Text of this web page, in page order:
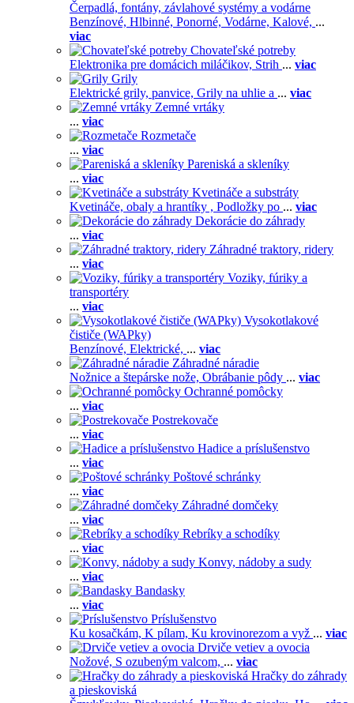
Čerpadlá, fontány, závlahové systémy a vodárne
Benzínové, Hlbinné, Ponorné, Vodárne, Kalové, ...
viac
Chovateľské potreby
Elektronika pre domácich miláčikov, Strih ... viac
Grily
Elektrické grily, panvice, Grily na uhlie a ... viac
Zemné vrtáky
... viac
Rozmetače
... viac
Pareniská a skleníky
... viac
Kvetináče a substráty
Kvetináče, obaly a hrantíky , Podložky po ... viac
Dekorácie do záhrady
... viac
Záhradné traktory, ridery
... viac
Voziky, fúriky a
transportéry
... viac
Vysokotlakové
čističe (WAPky)
Benzínové, Elektrické, ... viac
Záhradné náradie
Nožnice a štepárske nože, Obrábanie pôdy ... viac
Ochranné pomôcky
... viac
Postrekovače
... viac
Hadice a príslušenstvo
... viac
Poštové schránky
... viac
Záhradné domčeky
... viac
Rebríky a schodíky
... viac
Konvy, nádoby a sudy
... viac
Bandasky
... viac
Príslušenstvo
Ku kosačkám, K pílam, Ku krovinorezom a vyž ... viac
Drviče vetiev a ovocia
Nožové, S ozubeným valcom, ... viac
Hračky do záhrady
a pieskoviská